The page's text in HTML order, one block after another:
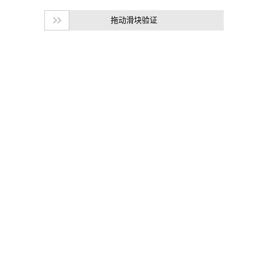
拖动滑块验证